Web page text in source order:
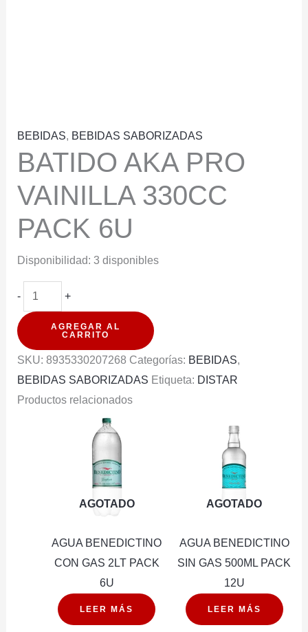
BEBIDAS, BEBIDAS SABORIZADAS
BATIDO AKA PRO
VAINILLA 330CC
PACK 6U
Disponibilidad: 3 disponibles
-
BATIDO
AKA
VAINILLA
+
AGREGAR AL
CARRITO
SKU: 8935330207268 Categorías: BEBIDAS,
BEBIDAS SABORIZADAS Etiqueta: DISTAR
Productos relacionados
AGOTADO
AGUA BENEDICTINO
CON GAS 2LT PACK
6U
LEER MÁS
AGOTADO
AGUA BENEDICTINO
SIN GAS 500ML PACK
12U
LEER MÁS